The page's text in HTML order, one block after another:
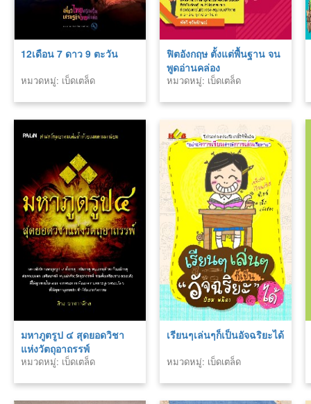
12เดือน 7 ดาว 9 ตะวัน
หมวดหมู่: เบ็ดเตล็ด
ฟิตอังกฤษ ตั้งแต่พื้นฐาน จน
พูดอ่านคล่อง
หมวดหมู่: เบ็ดเตล็ด
มหาภูตรูป ๔ สุดยอดวิชา
แห่งวัตถุอาถรรพ์
หมวดหมู่: เบ็ดเตล็ด
เรียนๆเล่นๆก็เป็นอัจฉริยะได้
หมวดหมู่: เบ็ดเตล็ด